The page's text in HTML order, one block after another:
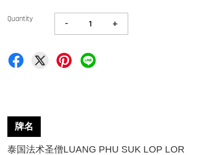
Quantity - +
牌名
泰国法术圣僧LUANG PHU SUK LOP LOR